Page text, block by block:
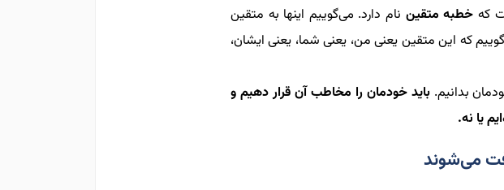
که خطبه متقین نام دارد. می‌گوییم اینها به متقین
که این متقین یعنی من، یعنی شما، یعنی ایشان،
بدانيم.باید خودمان را مخاطب آن قرار دهیم و
یا نه.
می‌شوند